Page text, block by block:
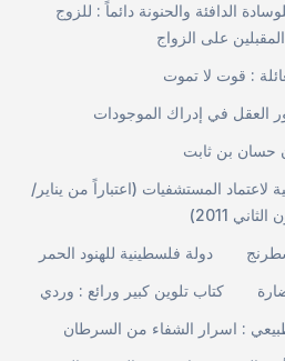
الدافئة والحنونة دائماً : للزوج
على الزواج
: قوت لا تموت
العقل في إدراك الموجودات
حسان بن ثابت
لاعتماد المستشفيات (اعتباراً من يناير/
2011)
دولة فلسطينية للهنود الحمر
كتاب تلوين كبير ورائع : وردي
: اسرار الشفاء من السرطان